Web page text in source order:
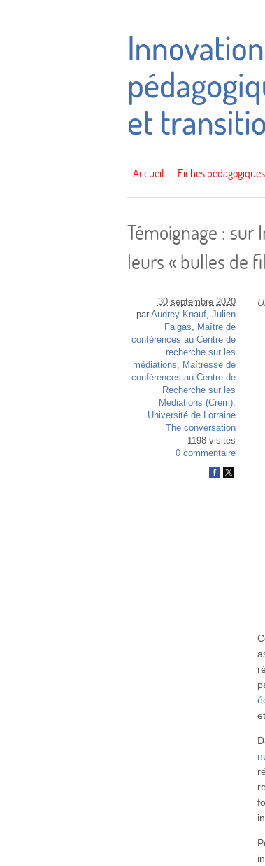
Accueil Fiches pédagogiques
Témoignage :
leurs « bulles de
30 septembre 2020
par Audrey Knauf, Julien
Falgas
Maître de
conférences au Centre de
recherche sur les
médiations
Maîtresse de
conférences au Centre de
Recherche sur les
Médiations (Crem),
Université de Lorraine
The conversation
1198 visites
0 commentaire